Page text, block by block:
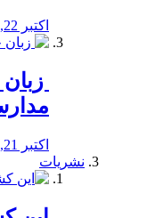
اکتبر 22, 2019
اکتبر 21, 2019
نشریات